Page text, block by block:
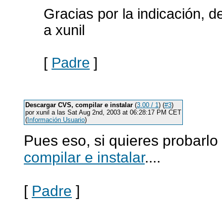
Gracias por la indicación,
a xunil
[ Padre ]
Descargar CVS, compilar e instalar (3.00 / 1) (#3)
por xunil a las Sat Aug 2nd, 2003 at 06:28:17 PM CET
( Información Usuario)
Pues eso, si quieres
compilar e instalar....
[ Padre ]